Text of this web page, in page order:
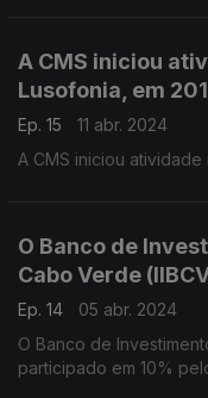
A CMS iniciou
Lusofonia, em
Ep. 15
11 abr. 2024
A CMS iniciou
O Banco de
Cabo Verde
Ep. 14
05 abr. 2024
O Banco de
participado em 10%